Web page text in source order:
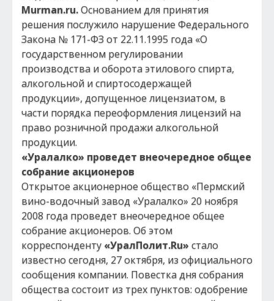
Murman.ru.Основанием для принятия
решения послужило нарушение Федерального
Закона № 171-ФЗ от 22.11.1995 года «О
государственном регулировании
производства и оборота этилового спирта,
алкогольной и спиртосодержащей
продукции», допущенное лицензиатом, в
части порядка переоформления лицензий на
право розничной продажи алкогольной
продукции.
«Уралалко» проведет внеочередное общее
собрание акционеров
Открытое акционерное общество «Пермский
вино-водочный завод «Уралалко» 20 ноября
2008 года проведет внеочередное общее
собрание акционеров. Об этом
корреспонденту «УралПолит.Ru» стало
известно сегодня, 27 октября, из официального
сообщения компании. Повестка дня собрания
общества состоит из трех пунктов: одобрение